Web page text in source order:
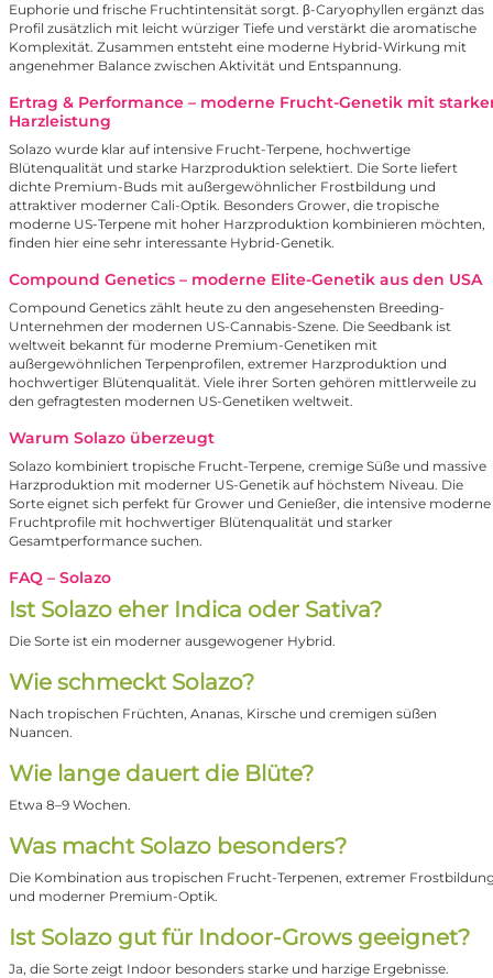
Euphorie und frische Fruchtintensität sorgt. β-Caryophyllen ergänzt das
Profil zusätzlich mit leicht würziger Tiefe und verstärkt die aromatische
Komplexität. Zusammen entsteht eine moderne Hybrid-Wirkung mit
angenehmer Balance zwischen Aktivität und Entspannung.
Ertrag & Performance – moderne Frucht-Genetik mit
Harzleistung
Solazo wurde klar auf intensive Frucht-Terpene, hochwertige
Blütenqualität und starke Harzproduktion selektiert. Die Sorte liefert
dichte Premium-Buds mit außergewöhnlicher Frostbildung und
attraktiver moderner Cali-Optik. Besonders Grower, die tropische
moderne US-Terpene mit hoher Harzproduktion kombinieren möchten,
finden hier eine sehr interessante Hybrid-Genetik.
Compound Genetics – moderne Elite-Genetik aus den USA
Compound Genetics zählt heute zu den angesehensten Breeding-
Unternehmen der modernen US-Cannabis-Szene. Die Seedbank ist
weltweit bekannt für moderne Premium-Genetiken mit
außergewöhnlichen Terpenprofilen, extremer Harzproduktion und
hochwertiger Blütenqualität. Viele ihrer Sorten gehören mittlerweile zu
den gefragtesten modernen US-Genetiken weltweit.
Warum Solazo überzeugt
Solazo kombiniert tropische Frucht-Terpene, cremige Süße und massive
Harzproduktion mit moderner US-Genetik auf höchstem Niveau. Die
Sorte eignet sich perfekt für Grower und Genießer, die intensive moderne
Fruchtprofile mit hochwertiger Blütenqualität und starker
Gesamtperformance suchen.
FAQ – Solazo
Ist Solazo eher Indica oder Sativa?
Die Sorte ist ein moderner ausgewogener Hybrid.
Wie schmeckt Solazo?
Nach tropischen Früchten, Ananas, Kirsche und cremigen süßen
Nuancen.
Wie lange dauert die Blüte?
Etwa 8–9 Wochen.
Was macht Solazo besonders?
Die Kombination aus tropischen Frucht-Terpenen, extremer
und moderner Premium-Optik.
Ist Solazo gut für Indoor-Grows geeignet?
Ja, die Sorte zeigt Indoor besonders starke und harzige Ergebnisse.